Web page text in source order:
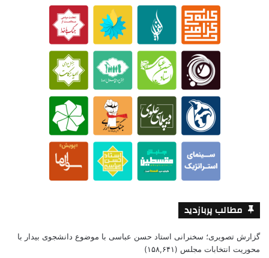
مطالب پربازدید
گزارش تصویری؛ سخنرانی استاد حسن عباسی با موضوع دانشجوی بیدار با
محوریت انتخابات مجلس (۱۵۸,۶۴۱)